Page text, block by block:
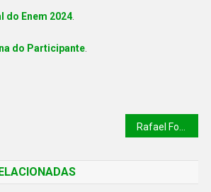
do Enem 2024.
do Participante.